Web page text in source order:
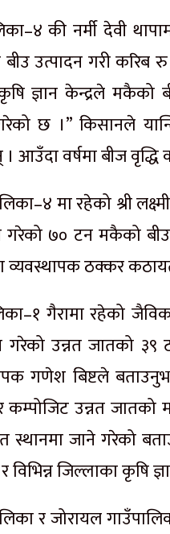
की नर्मी देवी
उत्पादन गरी करिब
ज्ञान केन्द्रले मकैको
छ ।” किसानले
आउँदा वर्षमा बीज वृद्धि
मा रहेको श्री
७० टन मकैको
व्यवस्थापक ठक्कर
गैरामा रहेको
गरेको उन्नत जातको
गणेश बिष्टले
उन्नत जातको
जाने गरेको
जिल्लाका कृषि
र जोरायल